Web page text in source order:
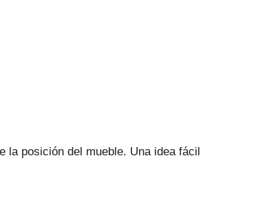
la posición del mueble. Una idea fácil